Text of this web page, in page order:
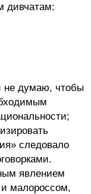
дивчатам:
не думаю, чтобы
следовало
явлением
и малороссом,